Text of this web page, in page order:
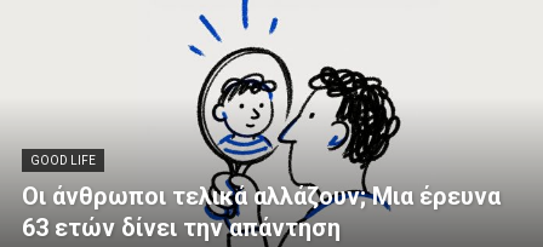
GOOD LIFE
Οι άνθρωποι τελικά αλλάζουν; Μια έρευνα
63 ετών δίνει την απάντηση